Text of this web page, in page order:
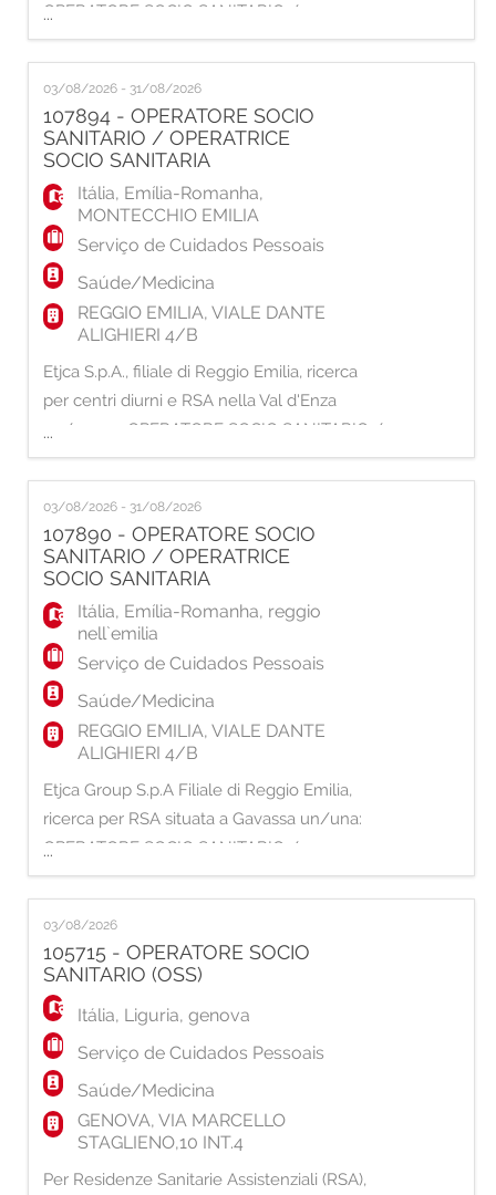
OPERATORE SOCIO SANITARIO /
OPERATRICE SOCIO SANITARIA La risorsa
selezionata si occuperà di: - soddisfare i
bisogni degli ospiti, in particolare igiene e
alimentazione - essere di supporto nelle
attività terapeutiche - collaborare ad attività
finali
...
03/08/2026 - 31/08/2026
107894 - OPERATORE SOCIO
SANITARIO / OPERATRICE
SOCIO SANITARIA
Itália, Emília-Romanha,
MONTECCHIO EMILIA
Serviço de Cuidados Pessoais
Saúde/Medicina
REGGIO EMILIA, VIALE DANTE
ALIGHIERI 4/B
Etjca S.p.A., filiale di Reggio Emilia, ricerca
per centri diurni e RSA nella Val d'Enza
un/una: OPERATORE SOCIO SANITARIO /
OPERATRICE SOCIO SANITARIA La risorsa
selezionata si occuperà di: - soddisfare i
bisogni degli ospiti, in particolare igiene e
alimentazione - essere di supporto nelle
attività terapeutiche - collaborare ad attivi
...
03/08/2026 - 31/08/2026
107890 - OPERATORE SOCIO
SANITARIO / OPERATRICE
SOCIO SANITARIA
Itália, Emília-Romanha, reggio
nell`emilia
Serviço de Cuidados Pessoais
Saúde/Medicina
REGGIO EMILIA, VIALE DANTE
ALIGHIERI 4/B
Etjca Group S.p.A Filiale di Reggio Emilia,
ricerca per RSA situata a Gavassa un/una:
OPERATORE SOCIO SANITARIO /
OPERATRICE SOCIO SANITARIA La risorsa
selezionata si occuperà di: - Soddisfare i
bisogni degli ospiti, in particolare igiene e
alimentazione - Essere di supporto nelle
attività terapeutiche - Collaborare ad attività
finalizz
...
03/08/2026
105715 - OPERATORE SOCIO
SANITARIO (OSS)
Itália, Liguria,genova
Serviço de Cuidados Pessoais
Saúde/Medicina
GENOVA, VIA MARCELLO
STAGLIENO,10 INT.4
Per Residenze Sanitarie Assistenziali (RSA),